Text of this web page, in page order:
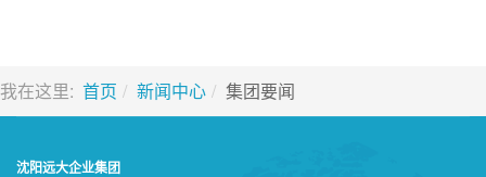
我在这里: 首页 新闻中心 集团要闻
沈阳远大企业集团